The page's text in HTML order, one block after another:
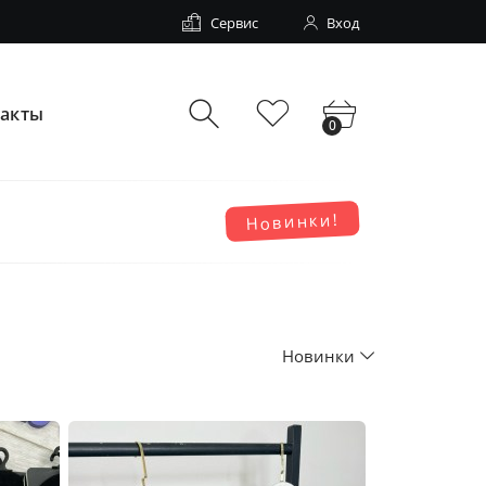
Сервис Вход
0
Новинки!
Новинки